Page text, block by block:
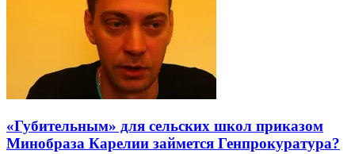
«Губительным» для сельских школ приказом
Минобраза Карелии займется Генпрокуратура?